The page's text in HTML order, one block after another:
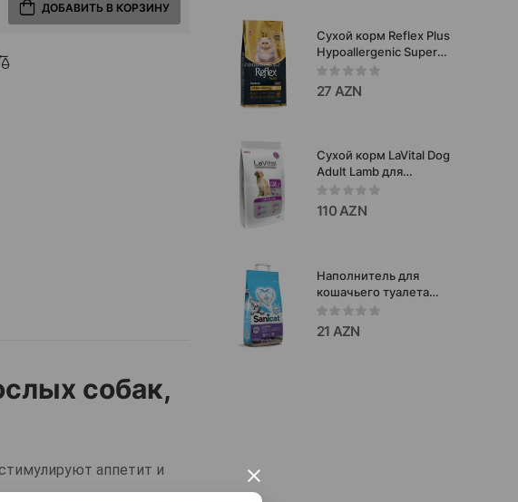
×
ДОБАВИТЬ В КОРЗИНУ
собак,
аппетит и
Сухой корм Reflex Plus
Hypoallergenic Super
Premium Persian Adult
полноценный
сбалансированный для
1.5 кг.
27 AZN
Сухой корм LaVital Dog
Adult Lamb для
взрослых собак со
вкусом ягненком 15 кг.
110 AZN
Наполнитель для
кошачьего туалета
SANICAT S5584
CLASSIC LAVENDER
бентонитовый,
21 AZN